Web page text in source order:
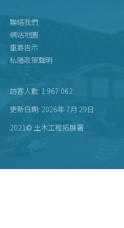
聯絡我們
網站地圖
重要告示
私隱政策聲明
訪客人數: 1 967 062
更新日期: 2026年 7月 29日
2021© 土木工程拓展署